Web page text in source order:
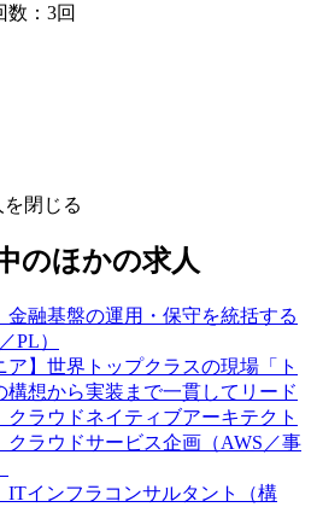
数：3回
を閉じる
のほかの求人
金融基盤の運用・保守を統括する
PL）
ア】世界トップクラスの現場「ト
構想から実装まで一貫してリード
クラウドネイティブアーキテクト
クラウドサービス企画（AWS／事
ITインフラコンサルタント（構